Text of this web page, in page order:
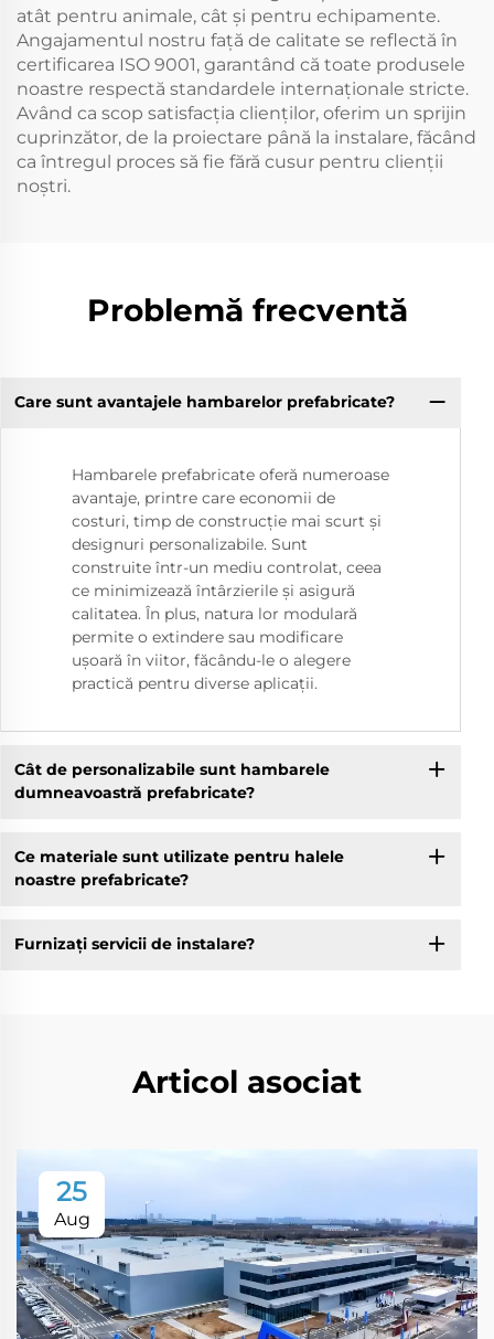
atât pentru animale, cât și pentru echipamente.
Angajamentul nostru față de calitate se reflectă în
certificarea ISO 9001, garantând că toate produsele
noastre respectă standardele internaționale stricte.
Având ca scop satisfacția clienților, oferim un sprijin
cuprinzător, de la proiectare până la instalare, făcând
ca întregul proces să fie fără cusur pentru clienții
noștri.
Problemă frecventă
Care sunt avantajele hambarelor prefabricate?
Hambarele prefabricate oferă numeroase
avantaje, printre care economii de
costuri, timp de construcție mai scurt și
designuri personalizabile. Sunt
construite într-un mediu controlat, ceea
ce minimizează întârzierile și asigură
calitatea. În plus, natura lor modulară
permite o extindere sau modificare
ușoară în viitor, făcându-le o alegere
practică pentru diverse aplicații.
Cât de personalizabile sunt hambarele
dumneavoastră prefabricate?
Ce materiale sunt utilizate pentru halele
noastre prefabricate?
Furnizaţi servicii de instalare?
Articol asociat
25
Aug